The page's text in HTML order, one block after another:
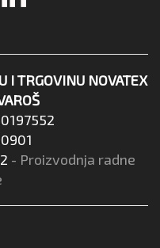
I TRGOVINU NOVATEX
- Proizvodnja radne